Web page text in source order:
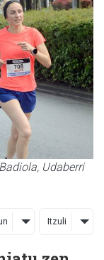
Udaberri
Itzuli